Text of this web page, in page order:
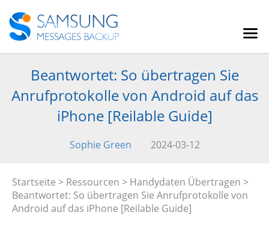
Beantwortet: So übertragen Sie
Anrufprotokolle von Android auf das
iPhone [Reilable Guide]
Sophie Green 2024-03-12
Startseite > Ressourcen > Handydaten Übertragen >
Beantwortet: So übertragen Sie Anrufprotokolle von
Android auf das iPhone [Reilable Guide]